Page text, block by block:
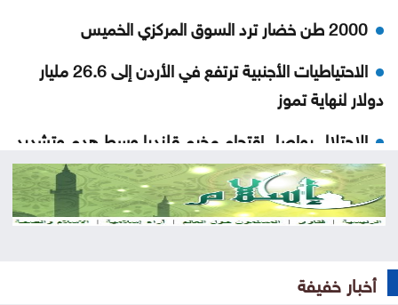
2000 طن خضار ترد السوق المركزي الخميس
الاحتياطيات الأجنبية ترتفع في الأردن إلى 26.6 مليار
دولار لنهاية تموز
الاحتلال يواصل اقتحام مخيم قلنديا وسط هدم وتشديد
للإجراءات العسكرية
الجيش يعلن فتح باب التجنيد لحملة بكالوريوس الحقوق
الذهب يسجل أعلى مستوى له منذ 7 أسابيع
أخبار خفيفة